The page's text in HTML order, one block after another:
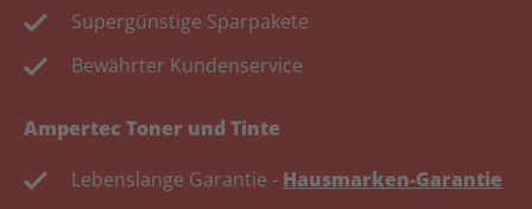
Supergünstige Sparpakete
Bewährter Kundenservice
Ampertec Toner und Tinte
Lebenslange Garantie - Hausmarken-Garantie